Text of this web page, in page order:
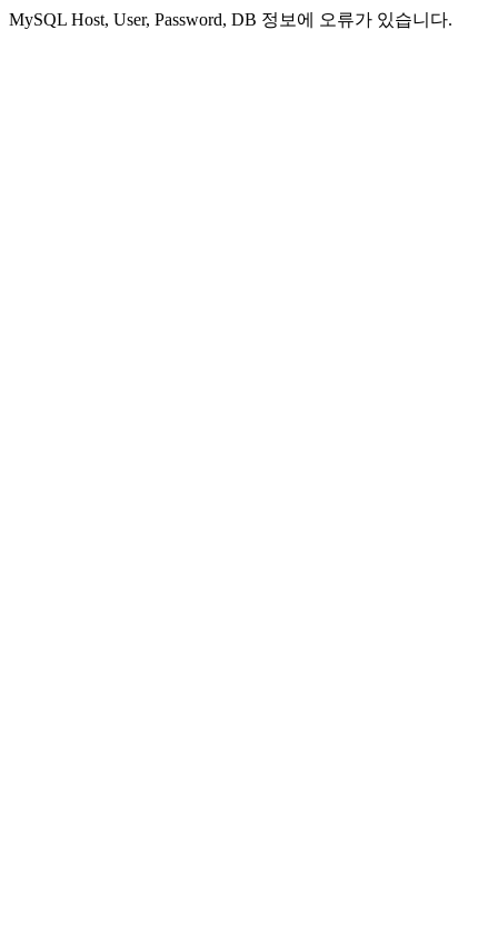
MySQL Host, User, Password, DB 정보에 오류가 있습니다.